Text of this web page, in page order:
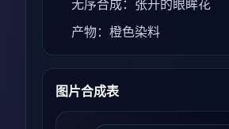
无序合成：张开的眼眸花
产物：橙色染料
图片合成表